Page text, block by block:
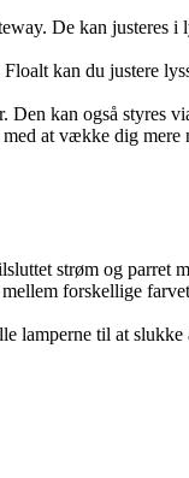
De kan justeres i
kan du justere
Den kan også styres
at vække dig mere
strøm og parret
forskellige
lamperne til at